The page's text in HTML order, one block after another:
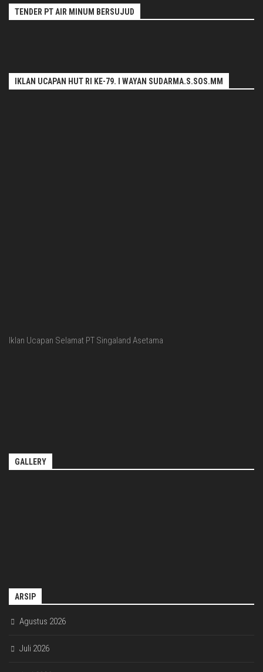
TENDER PT AIR MINUM BERSUJUD
IKLAN UCAPAN HUT RI KE-79. I WAYAN SUDARMA.S.SOS.MM
Iklan Ucapan Selamat PT Singaland Asetama
GALLERY
ARSIP
Agustus 2026
Juli 2026